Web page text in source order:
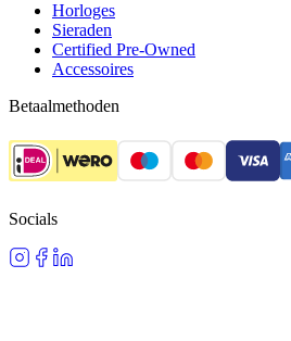
Horloges
Sieraden
Certified Pre-Owned
Accessoires
Betaalmethoden
Socials